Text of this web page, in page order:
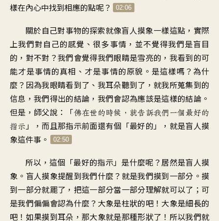
樣在內心中找到相應的點呢？ 02:06
關於自己對事物的探索就像盲人摸象一樣這點 ， 實際
上我們對自己的感覺 、很多事情 ， 並不覺得我們是盲目
的，對不對 ？我們會覺得我們眼睛是雪亮的 ， 我看到的可
能才是事情的真相 、 才是事情的原貌。是這樣嗎 ？ 為什
麼？因為我眼睛看到了 、 我耳朵聽到了 ，就我所蒐集到的
信息 ，我們得出的結論 ， 我們會認為應該是這樣的結論 。
但是，師父說 ：「佛在世的時候 ， 就告訴我們一個最好的
指示 」，而且那指示前面還有個「最好的 」， 就是盲人摸
象這件事 。 02:50
所以 ， 這個「最好的指示」是什麼呢 ？ 居然是盲人摸
象 。 盲人摸象提醒到我們什麼 ？ 就是我們摸到一部分 。 摸
到一部分就罷了 ， 把這一部分當一部分理解就可以了 ； 可
是我們偏偏會認為什麼 ？ 大象是柱狀的吧 ！ 大象是細長的
吧 ！ 如果摸到耳朵 ，那大象就是那種形狀了 ！ 所以我們就